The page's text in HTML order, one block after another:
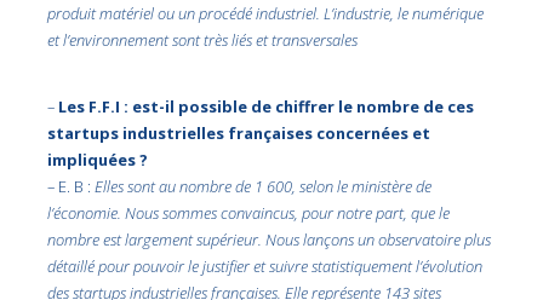
produit matériel ou un procédé industriel. L’industrie, le numérique
et l’environnement sont très liés et transversales
– Les F.F.I : est-il possible de chiffrer le nombre de ces
startups industrielles françaises concernées et
impliquées ?
– E. B :Elles sont au nombre de 1 600, selon le ministère de
l’économie. Nous sommes convaincus, pour notre part, que le
nombre est largement supérieur. Nous lançons un observatoire plus
détaillé pour pouvoir le justifier et suivre statistiquement l’évolution
des startups industrielles françaises. Elle représente 143 sites